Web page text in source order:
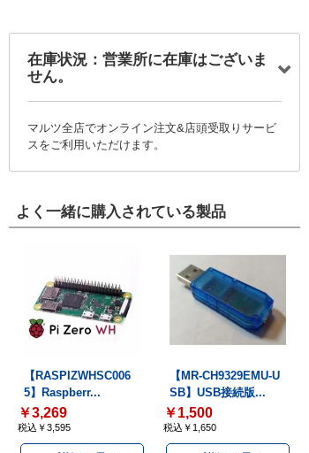
在庫状況：営業所に在庫はございま
せん。
マルツ全店でオンライン注文&店頭受取りサービ
スをご利用いただけます。
よく一緒に購入されている製品
【RASPIZWHSC006
5】Raspberr...
￥3,269
税込￥3,595
【MR-CH9329EMU-U
SB】USB接続版...
￥1,500
税込￥1,650